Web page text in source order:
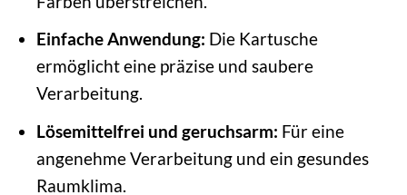
Einfache Anwendung: Die Kartusche
ermöglicht eine präzise und saubere
Verarbeitung.
Lösemittelfrei und geruchsarm: Für eine
angenehme Verarbeitung und ein gesundes
Raumklima.